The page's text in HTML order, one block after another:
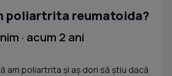
poliartrita reumatoida?
· acum 2 ani
am poliartrita și aș dori să știu dacă